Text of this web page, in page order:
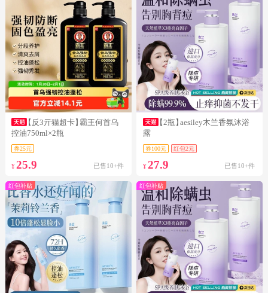
【反3亓猫超卡】霸王何首乌
控油750ml×2瓶
券25元
¥ 25.9 已售10+件
【2瓶】aesiley木兰香氛沐浴
露
券100元 红包2元
¥27.9 已售10+件
红包补贴 红包补贴